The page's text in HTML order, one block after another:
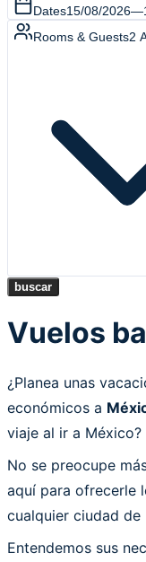
Dates15/08/2026—
Rooms & Guests2
buscar
Vuelos
¿Planea unas
económicos a
viaje al ir a México?
No se preocupe
aquí para ofrecerle
cualquier ciudad de
Entendemos sus